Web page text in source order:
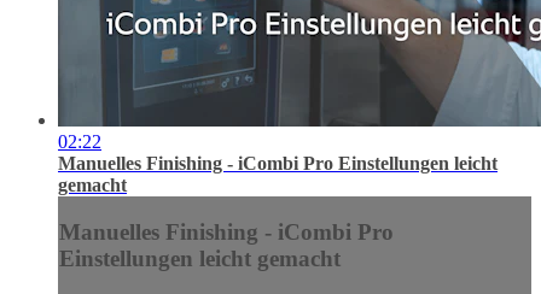
02:22
Manuelles Finishing - iCombi Pro Einstellungen leicht
gemacht
Manuelles Finishing - iCombi Pro
Einstellungen leicht gemacht